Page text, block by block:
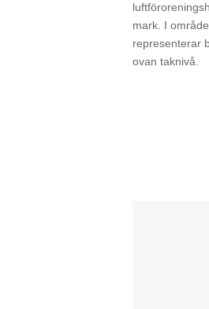
mark. I
representerar
ovan taknivå.